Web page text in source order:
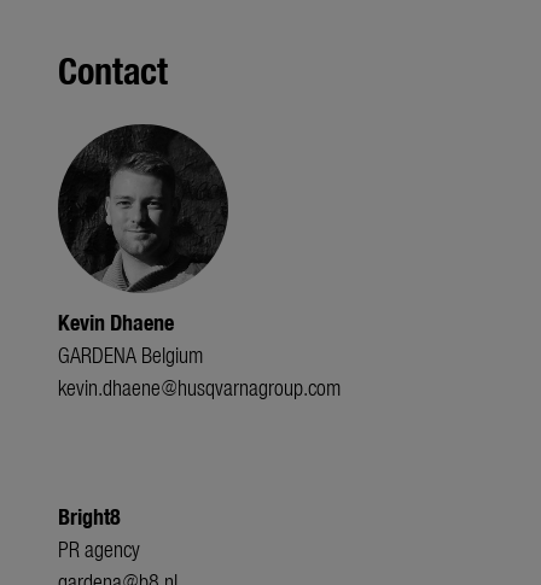
Contact
Kevin Dhaene
GARDENA Belgium
kevin.dhaene@husqvarnagroup.com
Bright8
PR agency